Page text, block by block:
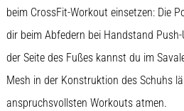
ein
verbreitetes
gesundheitliches
…
beim CrossFit-Workout einsetzen: Die
dir beim Abfedern bei Handstand
der Seite des Fußes kannst du im
Mesh in der Konstruktion des Schuhs
anspruchsvollsten Workouts atmen.